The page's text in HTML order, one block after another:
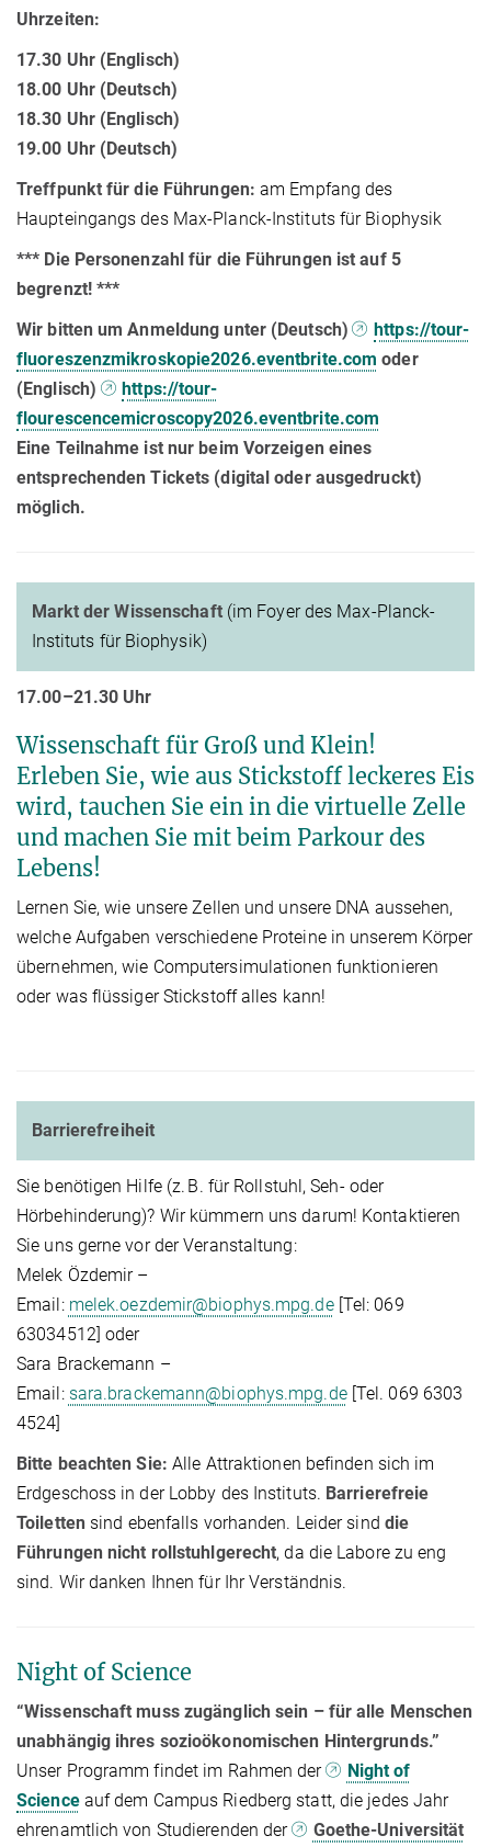
Uhrzeiten:
17.30 Uhr (Englisch)
18.00 Uhr (Deutsch)
18.30 Uhr (Englisch)
19.00 Uhr (Deutsch)
Treffpunkt für die Führungen: am Empfang des
Haupteingangs des Max-Planck-Instituts für Biophysik
*** Die Personenzahl für die Führungen ist auf 5
begrenzt! ***
Wir bitten um Anmeldung unter (Deutsch)
https://tour-
fluoreszenzmikroskopie2026.eventbrite.com oder
(Englisch)
https://tour-
flourescencemicroscopy2026.eventbrite.com
Eine Teilnahme ist nur beim Vorzeigen eines
entsprechenden Tickets (digital oder ausgedruckt)
möglich.
Markt der Wissenschaft (im Foyer des Max-Planck-
Instituts für Biophysik)
17.00–21.30 Uhr
Wissenschaft für Groß und Klein!
Erleben Sie, wie aus Stickstoff leckeres Eis
wird, tauchen Sie ein in die virtuelle Zelle
und machen Sie mit beim Parkour des
Lebens!
Lernen Sie, wie unsere Zellen und unsere DNA aussehen,
welche Aufgaben verschiedene Proteine in unserem Körper
übernehmen, wie Computersimulationen funktionieren
oder was flüssiger Stickstoff alles kann!
Barrierefreiheit
Sie benötigen Hilfe (z. B. für Rollstuhl, Seh- oder
Hörbehinderung)? Wir kümmern uns darum! Kontaktieren
Sie uns gerne vor der Veranstaltung:
Melek Özdemir –
Email: melek.oezdemir@biophys.mpg.de[Tel: 069
63034512] oder
Sara Brackemann –
Email: sara.brackemann@biophys.mpg.de[Tel. 069 6303
4524]
Bitte beachten Sie: Alle Attraktionen befinden sich im
Erdgeschoss in der Lobby des Instituts. Barrierefreie
Toiletten sind ebenfalls vorhanden. Leider sind die
Führungen nicht rollstuhlgerecht, da die Labore zu eng
sind. Wir danken Ihnen für Ihr Verständnis.
Night of Science
“Wissenschaft muss zugänglich sein – für alle Menschen
unabhängig ihres sozioökonomischen Hintergrunds.”
Unser Programm findet im Rahmen der
Night of
Scienceauf dem Campus Riedberg statt, die jedes Jahr
ehrenamtlich von Studierenden der
Goethe-Universität